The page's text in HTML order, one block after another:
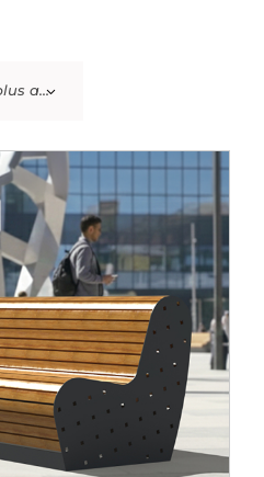
Tri du plus récent au plus ancien